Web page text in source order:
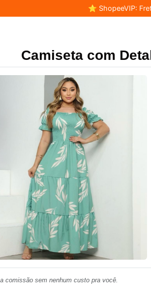
⭐ ShopeeVIP:
Camiseta com
comissão sem nenhum custo pra você.